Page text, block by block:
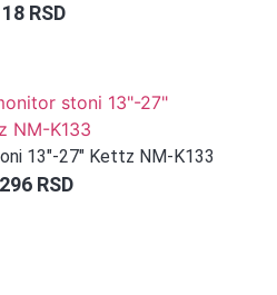
RSD
13″-27″ Kettz NM-K133
RSD